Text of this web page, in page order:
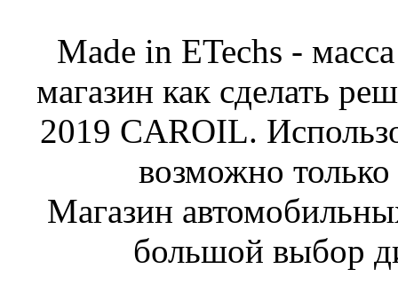
Made in ETechs -
магазин как сделать
2019 CAROIL.
возможно
Магазин
большой выбор